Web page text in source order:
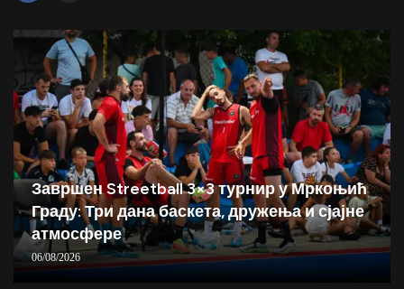
Завршен Streetball 3×3 турнир у Мркоњић
Граду: Три дана баскета, дружења и сјајне
атмосфере
06/08/2026